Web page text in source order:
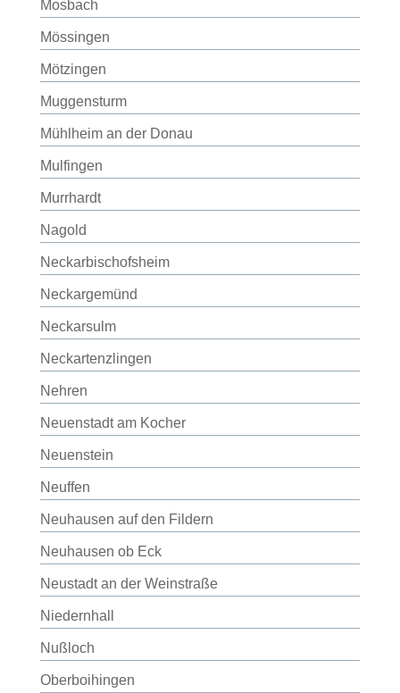
Mosbach
Mössingen
Mötzingen
Muggensturm
Mühlheim an der Donau
Mulfingen
Murrhardt
Nagold
Neckarbischofsheim
Neckargemünd
Neckarsulm
Neckartenzlingen
Nehren
Neuenstadt am Kocher
Neuenstein
Neuffen
Neuhausen auf den Fildern
Neuhausen ob Eck
Neustadt an der Weinstraße
Niedernhall
Nußloch
Oberboihingen